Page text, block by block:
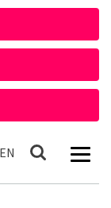
EN In English
Haku